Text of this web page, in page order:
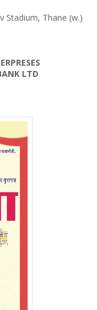
Stadium, Thane (w.)
LTD